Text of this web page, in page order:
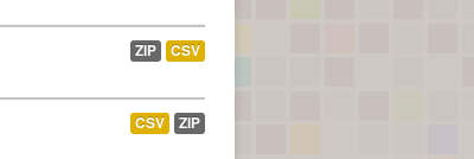
ZIP CSV
CSV ZIP